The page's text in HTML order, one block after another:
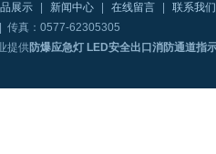
展示 新闻中心 在线留言
联系我们
传真：0577-62305305
提供防爆应急灯 LED安全出口消防通道指